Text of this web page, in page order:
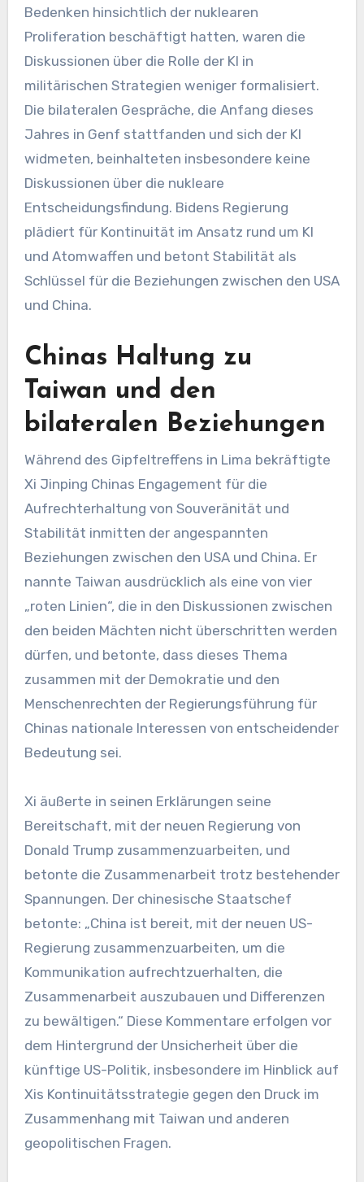
Bedenken hinsichtlich der nuklearen
Proliferation beschäftigt hatten, waren die
Diskussionen über die Rolle der KI in
militärischen Strategien weniger formalisiert.
Die bilateralen Gespräche, die Anfang dieses
Jahres in Genf stattfanden und sich der KI
widmeten, beinhalteten insbesondere keine
Diskussionen über die nukleare
Entscheidungsfindung. Bidens Regierung
plädiert für Kontinuität im Ansatz rund um KI
und Atomwaffen und betont Stabilität als
Schlüssel für die Beziehungen zwischen den USA
und China.
Chinas Haltung zu
Taiwan und den
bilateralen Beziehungen
Während des Gipfeltreffens in Lima bekräftigte
Xi Jinping Chinas Engagement für die
Aufrechterhaltung von Souveränität und
Stabilität inmitten der angespannten
Beziehungen zwischen den USA und China. Er
nannte Taiwan ausdrücklich als eine von vier
„roten Linien“, die in den Diskussionen zwischen
den beiden Mächten nicht überschritten werden
dürfen, und betonte, dass dieses Thema
zusammen mit der Demokratie und den
Menschenrechten der Regierungsführung für
Chinas nationale Interessen von entscheidender
Bedeutung sei.
Xi äußerte in seinen Erklärungen seine
Bereitschaft, mit der neuen Regierung von
Donald Trump zusammenzuarbeiten, und
betonte die Zusammenarbeit trotz bestehender
Spannungen. Der chinesische Staatschef
betonte: „China ist bereit, mit der neuen US-
Regierung zusammenzuarbeiten, um die
Kommunikation aufrechtzuerhalten, die
Zusammenarbeit auszubauen und Differenzen
zu bewältigen.“ Diese Kommentare erfolgen vor
dem Hintergrund der Unsicherheit über die
künftige US-Politik, insbesondere im Hinblick auf
Xis Kontinuitätsstrategie gegen den Druck im
Zusammenhang mit Taiwan und anderen
geopolitischen Fragen.